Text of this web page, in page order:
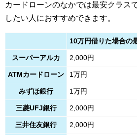
カードローンのなかでは最安クラス
したい人におすすめできます。
10万円借りた場合の
スーパーアルカ 2,000円
ATMカードローン 1万円
みずほ銀行 1万円
三菱UFJ銀行 2,000円
三井住友銀行 2,000円